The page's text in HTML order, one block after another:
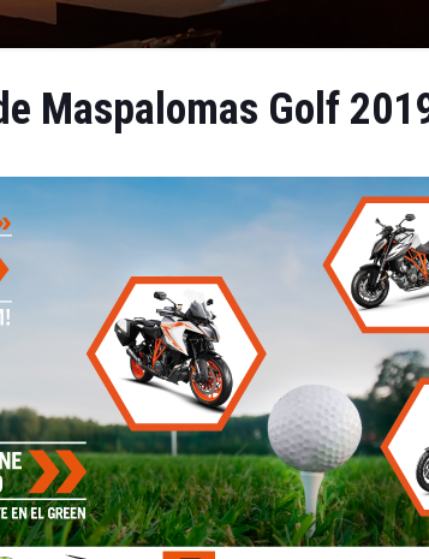
Maspalomas Golf